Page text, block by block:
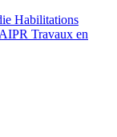
Habilitations
AIPR Travaux en